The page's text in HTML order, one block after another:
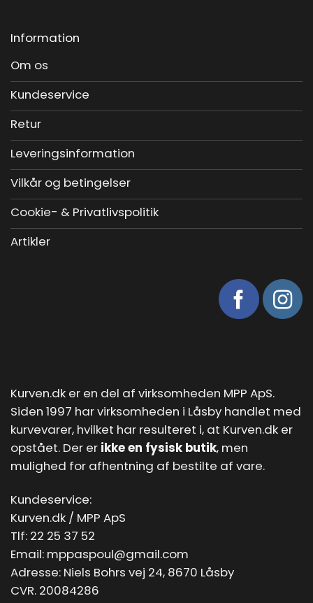
Kurven.dk er en del af virksomheden MPP ApS.
Siden 1997 har virksomheden i Låsby handlet med
kurvevarer, hvilket har resulteret i, at Kurven.dk er
opstået. Der er ikke en fysisk butik, men
mulighed for afhentning af bestilte af vare.
Kundeservice:
Kurven.dk / MPP ApS
Tlf: 22 25 37 52
Email: mppaspoul@gmail.com
Adresse: Niels Bohrs vej 24, 8670 Låsby
CVR. 20084286
Information
Om os
Kundeservice
Retur
Leveringsinformation
Vilkår og betingelser
Cookie- & Privatlivspolitik
Artikler